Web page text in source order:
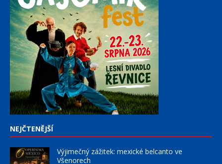
NEJČTENĚJŠÍ
Výjimečný zážitek: mexické belcanto ve
Všenorech